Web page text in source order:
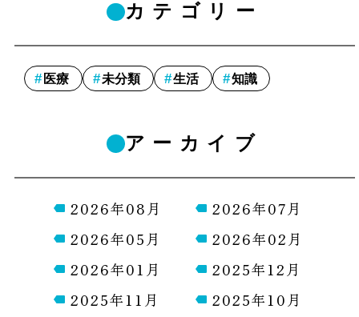
カテゴリー
医療 未分類 生活 知識
アーカイブ
2026年08月
2026年07月
2026年05月
2026年02月
2026年01月
2025年12月
2025年11月
2025年10月